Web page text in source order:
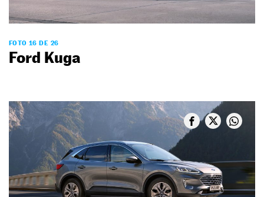
FOTO 16 DE 26
Ford Kuga